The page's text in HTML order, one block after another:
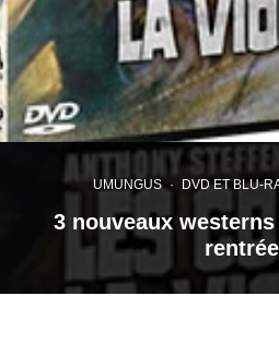
UMUNGUS · DVD ET BLU-
3 nouveaux